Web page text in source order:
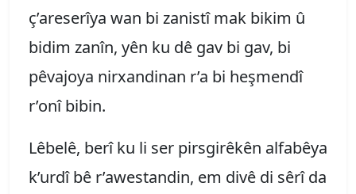
ç’areserîya wan bi zanistî mak bikim û
bidim zanîn, yên ku dê gav bi gav, bi
pêvajoya nirxandinan r’a bi heşmendî
r’onî bibin.
Lêbelê, berî ku li ser pirsgirêkên alfabêya
k’urdî bê r’awestandin, em divê di sêrî da